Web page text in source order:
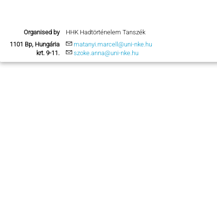
Organised by
HHK Hadtörténelem Tanszék
1101 Bp, Hungária
krt. 9-11.
matanyi.marcell@uni-nke.hu
szoke.anna@uni-nke.hu